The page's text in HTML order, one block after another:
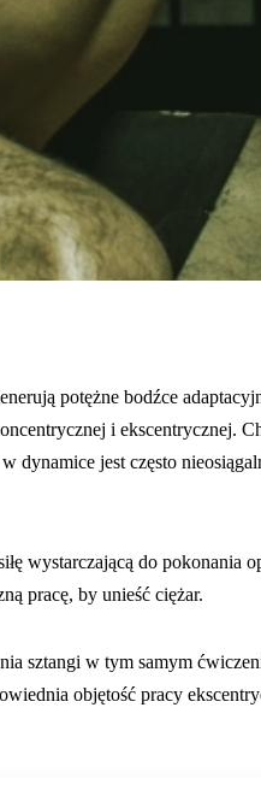
potężne bodźce
i ekscentrycznej.
dynamice jest często
wystarczającą do pokonania
pracę, by unieść ciężar.
sztangi w tym samym
objętość pracy